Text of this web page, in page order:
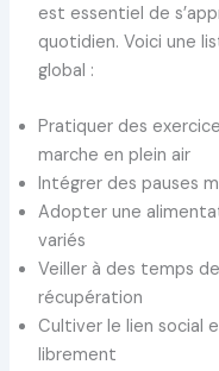
est essentiel de
quotidien. Voici une
global :
Pratiquer des
marche en plein air
Intégrer des pauses
Adopter une
variés
Veiller à des temps
récupération
Cultiver le lien social
librement